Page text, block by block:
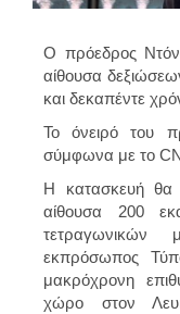
Ο πρόεδρος
αίθουσα
και δεκαπέντε
Το όνειρό του
σύμφωνα με το
Η κατασκευή θα
αίθουσα 200
εκπρόσωπος
μακρόχρονη
χώρο στον